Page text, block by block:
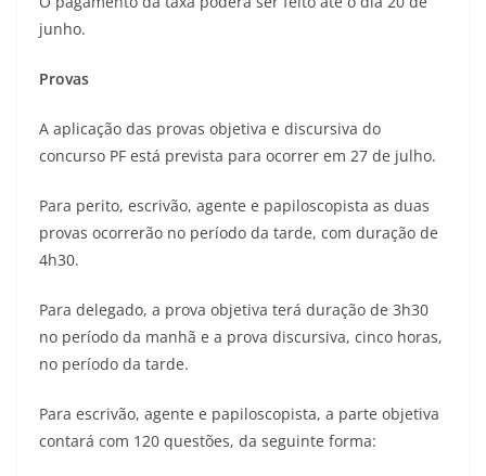
junho.
Provas
A aplicação das provas objetiva e discursiva do
concurso PF está prevista para ocorrer em 27 de julho.
Para perito, escrivão, agente e papiloscopista as duas
provas ocorrerão no período da tarde, com duração de
4h30.
Para delegado, a prova objetiva terá duração de 3h30
no período da manhã e a prova discursiva, cinco horas,
no período da tarde.
Para escrivão, agente e papiloscopista, a parte objetiva
contará com 120 questões, da seguinte forma: